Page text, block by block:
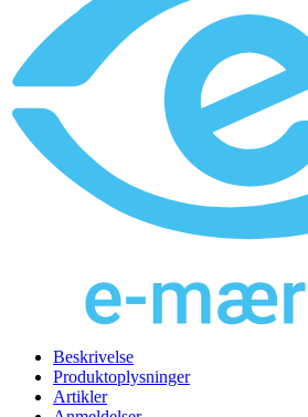
Beskrivelse
Produktoplysninger
Artikler